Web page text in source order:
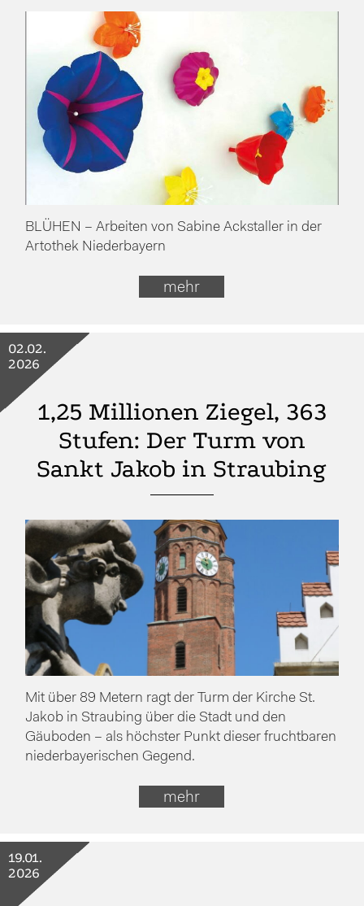
BLÜHEN – Arbeiten von Sabine Ackstaller in der
Artothek Niederbayern
mehr
1,25 Millionen Ziegel, 363
Stufen: Der Turm von
Sankt Jakob in Straubing
02.02.
2026
Mit über 89 Metern ragt der Turm der Kirche St.
Jakob in Straubing über die Stadt und den
Gäuboden – als höchster Punkt dieser fruchtbaren
niederbayerischen Gegend.
mehr
19.01.
2026